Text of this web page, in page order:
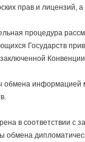
прав и лицензий,
процедура
Государств
обмена
в соответствии с
обмена